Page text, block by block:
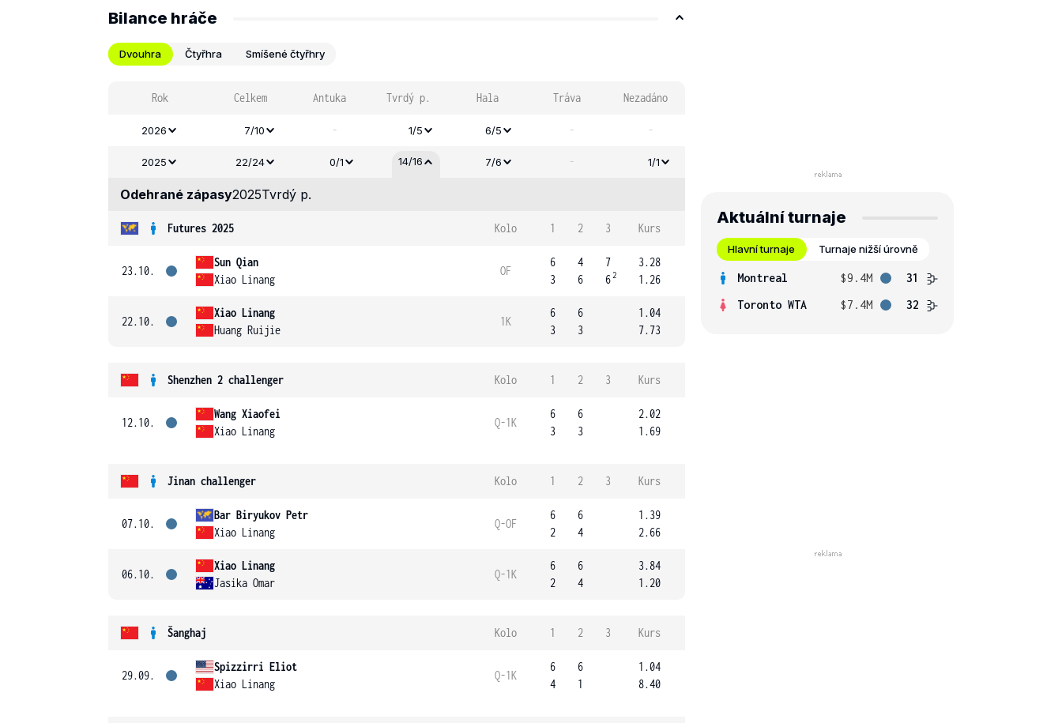
Bilance hráče
Dvouhra Čtyřhra Smíšené čtyřhry
Rok Celkem Antuka Tvrdý p. Hala Tráva Nezadáno
2026 7/10 - 1/5 6/5 - -
2025 22/24 0/1 14/16 7/6 - 1/1
Odehrané zápasy2025Tvrdý p.
Futures 2025 Kolo 1 2 3 Kurs
23.10.
Sun Qian
Xiao Linang
OF
6
3
4
6
7
62
3.28
1.26
22.10.
Xiao Linang
Huang Ruijie
1K
6
3
6
3
1.04
7.73
Shenzhen 2 challenger Kolo 1 2 3 Kurs
12.10.
Wang Xiaofei
Xiao Linang
Q-1K
6
3
6
3
2.02
1.69
Jinan challenger Kolo 1 2 3 Kurs
07.10.
Bar Biryukov Petr
Xiao Linang
Q-OF
6
2
6
4
1.39
2.66
06.10.
Xiao Linang
Jasika Omar
Q-1K
6
2
6
4
3.84
1.20
Šanghaj Kolo 1 2 3 Kurs
29.09.
Spizzirri Eliot
Xiao Linang
Q-1K
6
4
6
1
1.04
8.40
Aktuální turnaje
Hlavní turnaje Turnaje nižší úrovně
Montreal $9.4M
31
Toronto WTA
$7.4M 32